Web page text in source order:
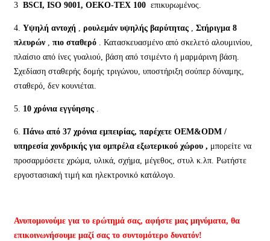
3 BSCI, ISO 9001, OEKO-TEX 100 επικυρωμένος.
4. Υψηλή αντοχή , ρουλεμάν υψηλής βαρύτητας , Στήριγμα 8
πλευρών , πιο σταθερό . Κατασκευασμένο από σκελετό αλουμινίου,
πλαίσιο από ίνες γυαλιού, βάση από τσιμέντο ή μαρμάρινη βάση.
Σχεδίαση σταθερής δομής τριγώνου, υποστήριξη σούπερ δύναμης,
σταθερό, δεν κουνιέται.
5. 10 χρόνια εγγύησης .
6. Πάνω από 37 χρόνια εμπειρίας, παρέχετε OEM&ODM /
υπηρεσία χονδρικής για ομπρέλα εξωτερικού χώρου , μπορείτε να
προσαρμόσετε χρώμα, υλικά, σχήμα, μέγεθος, στυλ κ.λπ. Ρωτήστε
εργοστασιακή τιμή και ηλεκτρονικό κατάλογο.
Ανυπομονούμε για το ερώτημά σας, αφήστε μας μηνύματα, θα
επικοινωνήσουμε μαζί σας το συντομότερο δυνατόν!